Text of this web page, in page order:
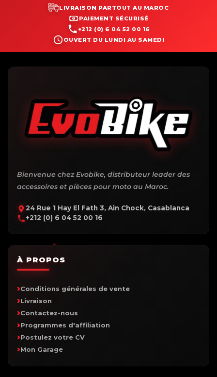
LIVRAISON PARTOUT AU MAROC
PAIEMENT SÉCURISÉ
+212 (0) 6 04 52 00 16
OUVERT DU LUNDI AU SAMEDI
Bienvenue chez Evobike, distributeur leader des
accessoires et pièces pour moto au Maroc.
24 Rue 1 Hay El Fath 3, Ain Chock, Casablanca
+212 (0) 6 04 52 00 16
À PROPOS
Conditions générales de vente
Livraison
Contactez-nous
Programmes d'affiliation
Postulez votre CV
Mon Garage